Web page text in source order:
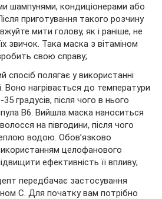
шампунями, кондиціонерами або
приготування такого розчину
мити голову, як і раніше, не
звичок. Така маска з вітаміном
свою справу;
спосіб полягає у використанні
Воно нагрівається до температури
градусів, після чого в нього
B6. Вийшла маска наноситься
на півгодини, після чого
водою. Обов’язково
целофанового
ефективність її впливу;
передбачає застосування
C. Для початку вам потрібно